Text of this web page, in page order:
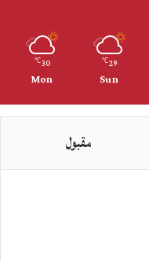
29
℃
Sun
30
℃
Mon
مقبول